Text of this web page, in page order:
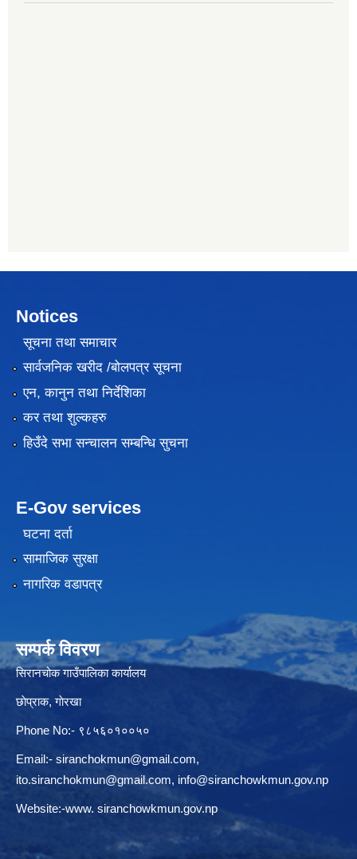
Notices
सूचना तथा समाचार
सार्वजनिक खरीद /बोलपत्र सूचना
एन, कानुन तथा निर्देशिका
कर तथा शुल्कहरु
हिउँदे सभा सन्चालन सम्बन्धि सुचना
E-Gov services
घटना दर्ता
सामाजिक सुरक्षा
नागरिक वडापत्र
सम्पर्क विवरण
सिरानचोक गाउँपालिका कार्यालय
छाेप्राक, गाेरखा
Phone No:- ९८५६०१००५०
Email:- siranchokmun@gmail.com,
ito.siranchokmun@gmail.com, info@siranchowkmun.gov.np
Website:-www. siranchowkmun.gov.np